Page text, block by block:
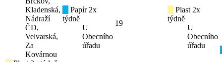
Kladenská,
Nádraží
ČD,
Velvarská,
Za
Kovárnou
Papír 2x
týdně
U
Obecního
úřadu
19
Plast 2x
týdně
U
Obecního
úřadu